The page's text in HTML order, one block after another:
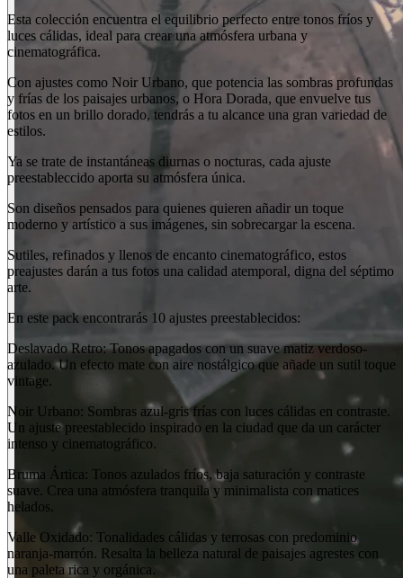
Esta colección encuentra el equilibrio perfecto entre tonos fríos y
luces cálidas, ideal para crear una atmósfera urbana y
cinematográfica.
Con ajustes como Noir Urbano, que potencia las sombras profundas
y frías de los paisajes urbanos, o Hora Dorada, que envuelve tus
fotos en un brillo dorado, tendrás a tu alcance una gran variedad de
estilos.
Ya se trate de instantáneas diurnas o nocturas, cada ajuste
preestableccido aporta su atmósfera única.
Son diseños pensados para quienes quieren añadir un toque
moderno y artístico a sus imágenes, sin sobrecargar la escena.
Sutiles, refinados y llenos de encanto cinematográfico, estos
preajustes darán a tus fotos una calidad atemporal, digna del séptimo
arte.
En este pack encontrarás 10 ajustes preestablecidos:
Deslavado Retro: Tonos apagados con un suave matiz verdoso-
azulado. Un efecto mate con aire nostálgico que añade un sutil toque
vintage.
Noir Urbano: Sombras azul-gris frías con luces cálidas en contraste.
Un ajuste preestablecido inspirado en la ciudad que da un carácter
intenso y cinematográfico.
Bruma Ártica: Tonos azulados fríos, baja saturación y contraste
suave. Crea una atmósfera tranquila y minimalista con matices
helados.
Valle Oxidado: Tonalidades cálidas y terrosas con predominio
naranja-marrón. Resalta la belleza natural de paisajes agrestes con
una paleta rica y orgánica.